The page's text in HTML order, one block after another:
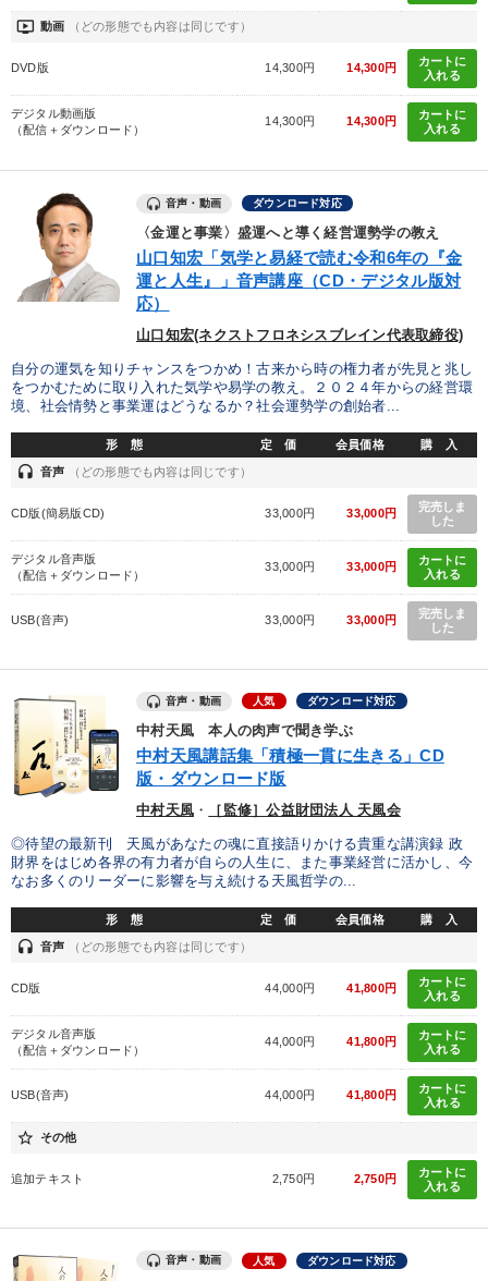
ondemand_video 動画 （どの形態でも内容は同じです）
DVD版 14,300円 14,300円
カートに
入れる
デジタル動画版
（配信＋ダウンロード）
14,300円 14,300円
カートに
入れる
音声・動画 ダウンロード対応
〈金運と事業〉盛運へと導く経営運勢学の教え
山口知宏「気学と易経で読む令和6年の『金
運と人生』」音声講座（CD・デジタル版対
応）
山口知宏(ネクストフロネシスブレイン代表取締役)
自分の運気を知りチャンスをつかめ！古来から時の権力者が先見と兆し
をつかむために取り入れた気学や易学の教え。２０２４年からの経営環
境、社会情勢と事業運はどうなるか？社会運勢学の創始者...
形 態 定 価 会員価格 購 入
headset 音声 （どの形態でも内容は同じです）
CD版(簡易版CD) 33,000円 33,000円
完売しま
した
デジタル音声版
（配信＋ダウンロード）
33,000円 33,000円
カートに
入れる
USB(音声) 33,000円 33,000円
完売しま
した
音声・動画 人気 ダウンロード対応
中村天風 本人の肉声で聞き学ぶ
中村天風講話集「積極一貫に生きる」CD
版・ダウンロード版
中村天風 ・ ［監修］公益財団法人 天風会
◎待望の最新刊 天風があなたの魂に直接語りかける貴重な講演録 政
財界をはじめ各界の有力者が自らの人生に、また事業経営に活かし、今
なお多くのリーダーに影響を与え続ける天風哲学の...
形 態 定 価 会員価格 購 入
headset 音声 （どの形態でも内容は同じです）
CD版 44,000円 41,800円
カートに
入れる
デジタル音声版
（配信＋ダウンロード）
44,000円 41,800円
カートに
入れる
USB(音声) 44,000円 41,800円
カートに
入れる
star_border その他
追加テキスト 2,750円 2,750円
カートに
入れる
音声・動画 人気 ダウンロード対応